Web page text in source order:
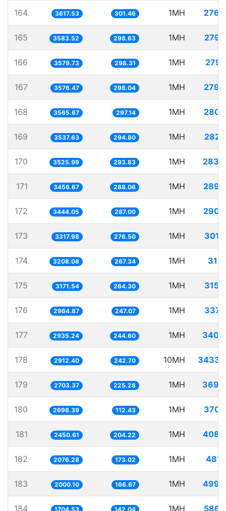
164 3617.53 301.46 1MH
165 3583.52 298.63 1MH
166 3579.73 298.31 1MH
167 3576.47 298.04 1MH
168 3565.67 297.14 1MH
169 3537.63 294.80 1MH
170 3525.99 293.83 1MH
171 3456.67 288.06 1MH
172 3444.05 287.00 1MH
173 3317.98 276.50 1MH
174 3208.08 267.34 1MH
175 3171.54 264.30 1MH
176 2964.87 247.07 1MH
177 2935.24 244.60 1MH
178 2912.40 242.70 10MH
179 2703.37 225.28 1MH
180 2698.39 112.43 1MH
181 2450.61 204.22 1MH
182 2076.28 173.02 1MH
183 2000.10 166.67 1MH
184 1704.53 142.04 1MH